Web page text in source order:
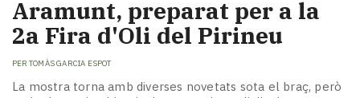
Aramunt, preparat per a la
2a Fira d'Oli del Pirineu
PER TOMÀS GARCIA ESPOT
La mostra torna amb diverses novetats sota el braç, però